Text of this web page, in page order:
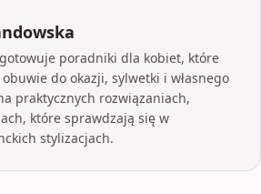
poradniki dla kobiet, które
do okazji, sylwetki i własnego
praktycznych rozwiązaniach,
które sprawdzają się w
stylizacjach.